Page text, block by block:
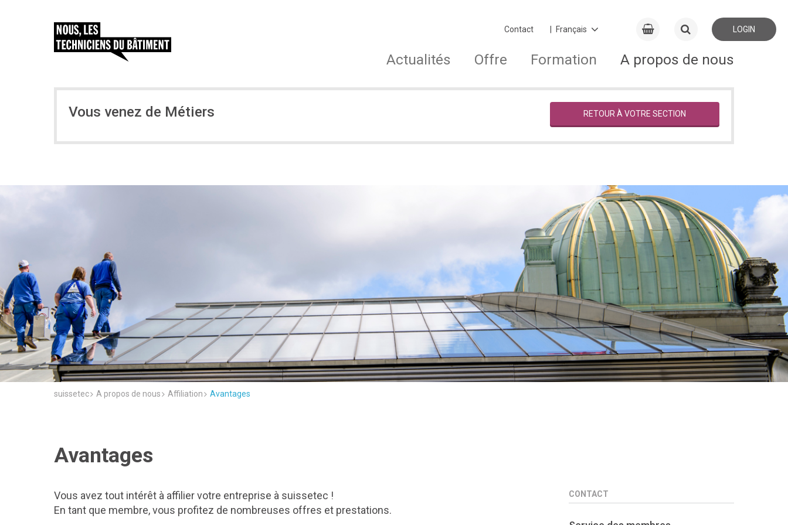
Contact LOGIN
Actualités Offre Formation A propos de nous
Vous venez de Métiers RETOUR À VOTRE SECTION
suissetec A propos de nous Affiliation Avantages
Avantages
Vous avez tout intérêt à affilier votre entreprise à suissetec !
En tant que membre, vous profitez de nombreuses offres et prestations.
CONTACT